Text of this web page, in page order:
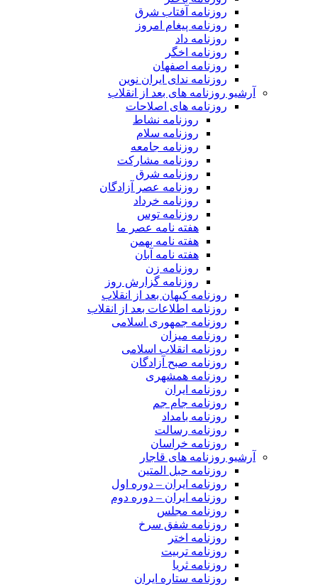
روزنامه آفتاب شرق
روزنامه پیغام امروز
روزنامه داد
روزنامه اخگر
روزنامه اصفهان
روزنامه ندای ایران نوین
آرشیو روزنامه های بعد از انقلاب
روزنامه های اصلاحات
روزنامه نشاط
روزنامه سلام
روزنامه جامعه
روزنامه مشارکت
روزنامه شرق
روزنامه عصر آزادگان
روزنامه خرداد
روزنامه توس
هفته نامه عصر ما
هفته نامه بهمن
هفته نامه آبان
روزنامه زن
روزنامه گزارش روز
روزنامه کیهان بعد از انقلاب
روزنامه اطلاعات بعد از انقلاب
روزنامه جمهوری اسلامی
روزنامه میزان
روزنامه انقلاب اسلامی
روزنامه صبح آزادگان
روزنامه همشهری
روزنامه ایران
روزنامه جام جم
روزنامه بامداد
روزنامه رسالت
روزنامه خراسان
آرشیو روزنامه های قاجار
روزنامه حبل المتین
روزنامه ایران – دوره اول
روزنامه ایران – دوره دوم
روزنامه مجلس
روزنامه شفق سرخ
روزنامه اختر
روزنامه تربیت
روزنامه ثریا
روزنامه ستاره ایران